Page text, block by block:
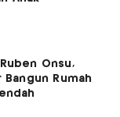
Onsu,
Bangun Rumah